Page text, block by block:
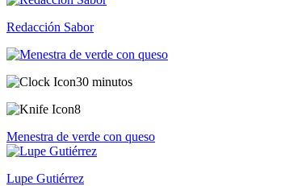
Redacción Sabor
30 minutos
8
Menestra de verde con queso
Lupe Gutiérrez